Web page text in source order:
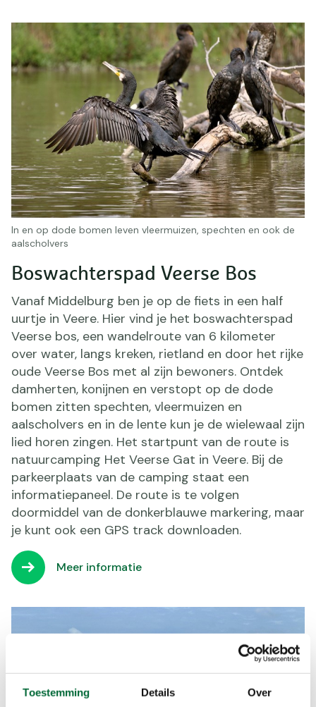
Toestemming Details Over
Boswachterspad Veerse Bos
Vanaf Middelburg ben je op de fiets in een half
uurtje in Veere. Hier vind je het boswachterspad
Veerse bos, een wandelroute van 6 kilometer
over water, langs kreken, rietland en door het rijke
oude Veerse Bos met al zijn bewoners. Ontdek
damherten, konijnen en verstopt op de dode
bomen zitten spechten, vleermuizen en
aalscholvers en in de lente kun je de wielewaal zijn
lied horen zingen. Het startpunt van de route is
natuurcamping Het Veerse Gat in Veere. Bij de
parkeerplaats van de camping staat een
informatiepaneel. De route is te volgen
doormiddel van de donkerblauwe markering, maar
je kunt ook een GPS track downloaden.
Meer informatie
In en op dode bomen leven vleermuizen, spechten en ook de
aalscholvers